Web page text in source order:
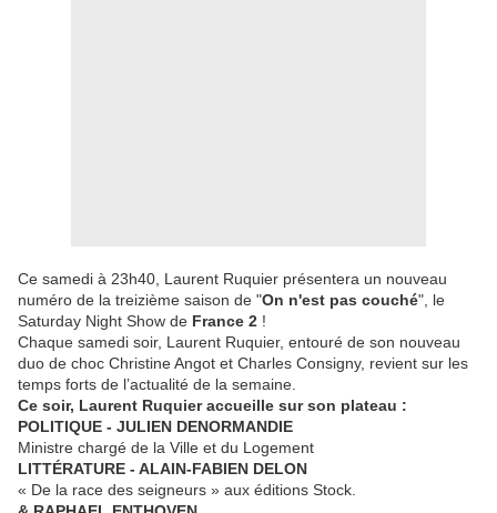
Ce samedi à 23h40, Laurent Ruquier présentera un nouveau
numéro de la treizième saison de "On n'est pas couché", le
Saturday Night Show de France 2 !
Chaque samedi soir, Laurent Ruquier, entouré de son nouveau
duo de choc Christine Angot et Charles Consigny, revient sur les
temps forts de l’actualité de la semaine.
Ce soir, Laurent Ruquier accueille sur son plateau :
POLITIQUE - JULIEN DENORMANDIE
Ministre chargé de la Ville et du Logement
LITTÉRATURE - ALAIN-FABIEN DELON
« De la race des seigneurs » aux éditions Stock.